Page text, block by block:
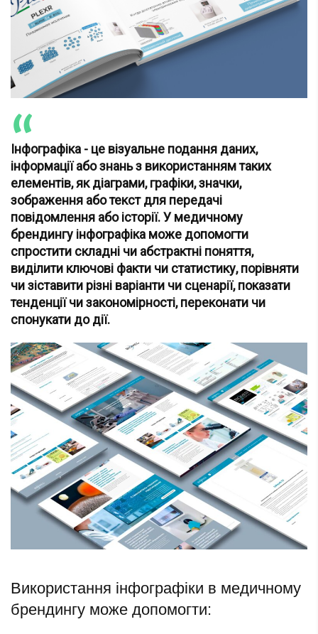
Інфографіка - це візуальне подання даних,
інформації або знань з використанням таких
елементів, як діаграми, графіки, значки,
зображення або текст для передачі
повідомлення або історії. У медичному
брендингу інфографіка може допомогти
спростити складні чи абстрактні поняття,
виділити ключові факти чи статистику, порівняти
чи зіставити різні варіанти чи сценарії, показати
тенденції чи закономірності, переконати чи
спонукати до дії.
Використання інфографіки в медичному
брендингу може допомогти: